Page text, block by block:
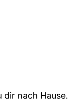
dir nach Hause.